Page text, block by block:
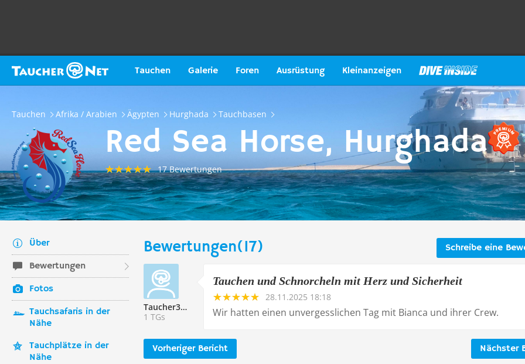
Tauchen Galerie Foren Ausrüstung Kleinanzeigen
Tauchen Afrika / Arabien Ägypten Hurghada Tauchbasen
Red Sea Horse, Hurghada
17 Bewertungen
Über
Bewertungen
Fotos
Tauchsafaris in der
Nähe
Tauchplätze in der
Nähe
Schreibe eine
Bewertungen(17)
Taucher338770
1 TGs
Tauchen und Schnorcheln mit Herz und Sicherheit
28.11.2025 18:18
Wir hatten einen unvergesslichen Tag mit Bianca und ihrer Crew.
Nächster
Vorheriger Bericht